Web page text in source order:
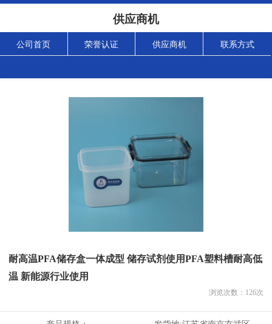
供应商机
公司首页 荣誉认证 供应商机 联系方式
耐高温PFA储存盒一体成型 储存试剂使用PFA塑料槽耐高低
温 新能源行业使用
浏览次数： 126次